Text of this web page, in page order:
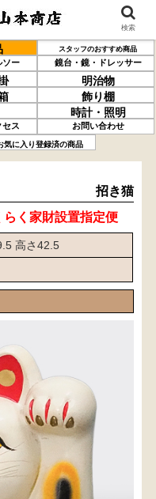
スタッフのおすすめ商品
ソー 鏡台・鏡・ドレッサー
明治物
飾り棚
時計・照明
セス お問い合わせ
気に入り登録済の商品
招き猫
らく家財設置指定便
高さ42.5
〉
ません。
地域によって異なり
宅急便」を選択いた
ます。
→
する】
検索